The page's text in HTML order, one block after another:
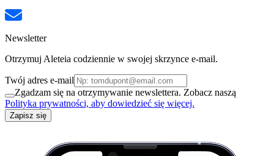
Newsletter
Otrzymuj Aleteia codziennie w swojej skrzynce e-mail.
Twój adres e-mail
Zgadzam się na otrzymywanie newslettera. Zobacz naszą
Polityka prywatności, aby dowiedzieć się więcej.
Zapisz się